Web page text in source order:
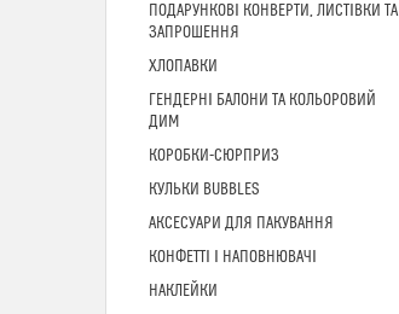
ПОДАРУНКОВІ КОНВЕРТИ, ЛИСТІВКИ ТА
ЗАПРОШЕННЯ
ХЛОПАВКИ
ГЕНДЕРНІ БАЛОНИ ТА КОЛЬОРОВИЙ
ДИМ
КОРОБКИ-СЮРПРИЗ
КУЛЬКИ BUBBLES
АКСЕСУАРИ ДЛЯ ПАКУВАННЯ
КОНФЕТТІ І НАПОВНЮВАЧІ
НАКЛЕЙКИ